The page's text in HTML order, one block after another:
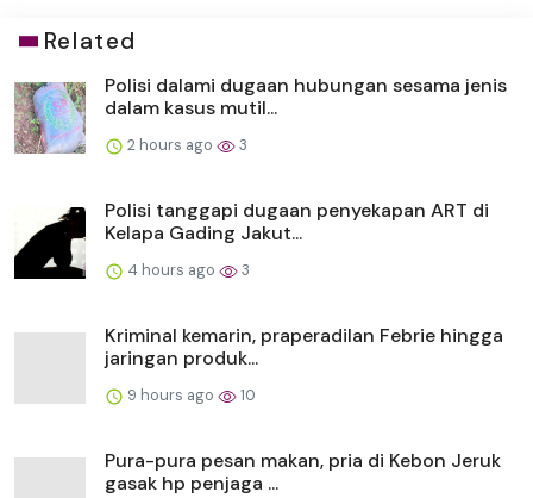
Related
Polisi dalami dugaan hubungan sesama jenis
dalam kasus mutil...
2 hours ago 3
Polisi tanggapi dugaan penyekapan ART di
Kelapa Gading Jakut...
4 hours ago 3
Kriminal kemarin, praperadilan Febrie hingga
jaringan produk...
9 hours ago 10
Pura-pura pesan makan, pria di Kebon Jeruk
gasak hp penjaga ...